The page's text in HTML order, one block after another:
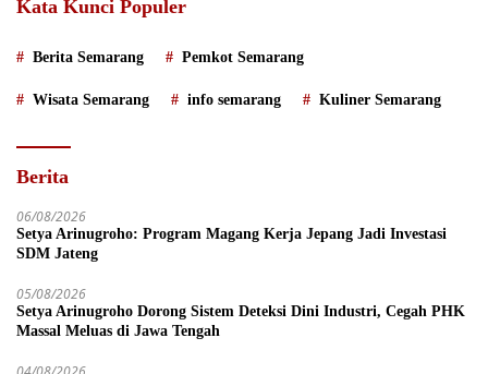
Kata Kunci Populer
Berita Semarang Pemkot Semarang
Wisata Semarang info semarang Kuliner Semarang
Berita
06/08/2026
Setya Arinugroho: Program Magang Kerja Jepang Jadi Investasi
SDM Jateng
05/08/2026
Setya Arinugroho Dorong Sistem Deteksi Dini Industri, Cegah PHK
Massal Meluas di Jawa Tengah